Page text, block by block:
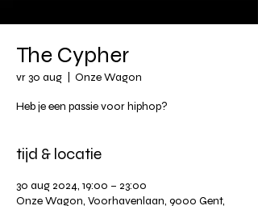
The Cypher
vr 30 aug Onze Wagon
Heb je een passie voor hiphop?
tijd & locatie
30 aug 2024, 19:00 – 23:00
Onze Wagon, Voorhavenlaan, 9000 Gent,